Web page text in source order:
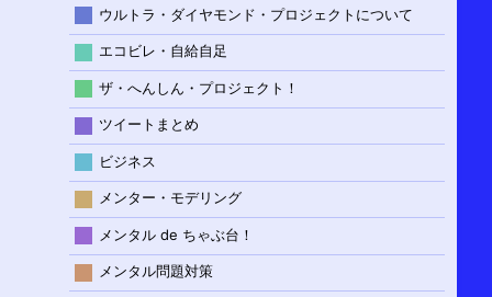
ウルトラ・ダイヤモンド・プロジェクトについて
エコビレ・自給自足
ザ・へんしん・プロジェクト！
ツイートまとめ
ビジネス
メンター・モデリング
メンタル de ちゃぶ台！
メンタル問題対策